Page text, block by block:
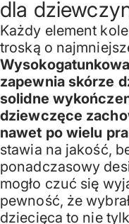
dla
Każdy element
troską o
zapewnia skórze
solidne
dziewczęce
nawet po wielu
stawia na jakość,
ponadczasowy
mogło czuć się
pewność, że
dziecięca to nie